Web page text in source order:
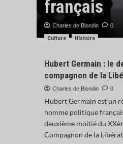
français
Charles de Blondin 0
Culture Histoire
Hubert Germain : le
compagnon de la
Charles de Blondin 0
Hubert Germain est un
homme politique
deuxième moitié du
Compagnon de la